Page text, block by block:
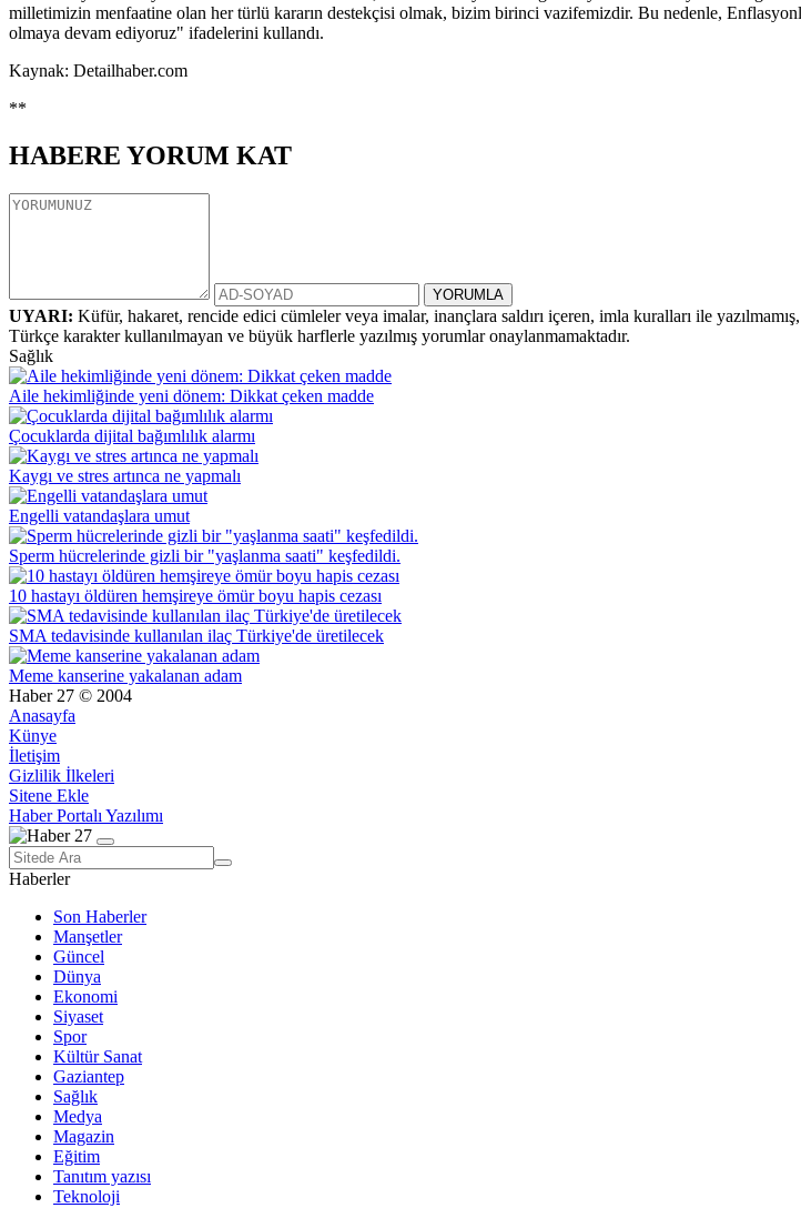
milletimizin menfaatine olan her türlü kararın destekçisi olmak, bizim birinci vazifemizdir. Bu nedenle,
olmaya devam ediyoruz" ifadelerini kullandı.
Kaynak: Detailhaber.com
**
HABERE YORUM KAT
UYARI: Küfür, hakaret, rencide edici cümleler veya imalar, inançlara saldırı içeren, imla kuralları ile yazılmamış,
Türkçe karakter kullanılmayan ve büyük harflerle yazılmış yorumlar onaylanmamaktadır.
Sağlık
Aile hekimliğinde yeni dönem: Dikkat çeken madde
Çocuklarda dijital bağımlılık alarmı
Kaygı ve stres artınca ne yapmalı
Engelli vatandaşlara umut
Sperm hücrelerinde gizli bir "yaşlanma saati" keşfedildi.
10 hastayı öldüren hemşireye ömür boyu hapis cezası
SMA tedavisinde kullanılan ilaç Türkiye'de üretilecek
Meme kanserine yakalanan adam
Haber 27 © 2004
Anasayfa
Künye
İletişim
Gizlilik İlkeleri
Sitene Ekle
Haber Portalı Yazılımı
Haberler
Son Haberler
Manşetler
Güncel
Dünya
Ekonomi
Siyaset
Spor
Kültür Sanat
Gaziantep
Sağlık
Medya
Magazin
Eğitim
Tanıtım yazısı
Teknoloji